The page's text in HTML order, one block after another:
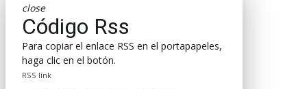
close
Código Rss
Para copiar el enlace RSS en el portapapeles,
haga clic en el botón.
RSS link